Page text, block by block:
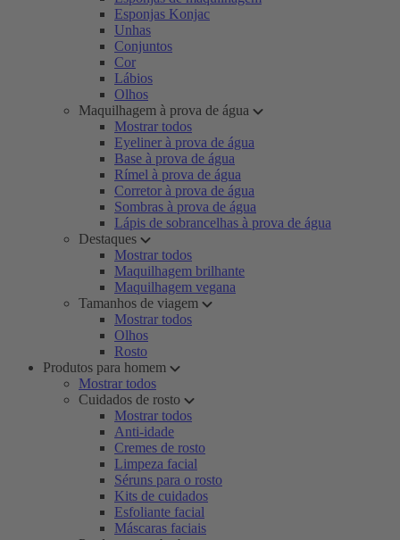
Esponjas Konjac
Unhas
Conjuntos
Cor
Lábios
Olhos
Maquilhagem à prova de água
Mostrar todos
Eyeliner à prova de água
Base à prova de água
Rímel à prova de água
Corretor à prova de água
Sombras à prova de água
Lápis de sobrancelhas à prova de água
Destaques
Mostrar todos
Maquilhagem brilhante
Maquilhagem vegana
Tamanhos de viagem
Mostrar todos
Olhos
Rosto
Produtos para homem
Mostrar todos
Cuidados de rosto
Mostrar todos
Anti-idade
Cremes de rosto
Limpeza facial
Séruns para o rosto
Kits de cuidados
Esfoliante facial
Máscaras faciais